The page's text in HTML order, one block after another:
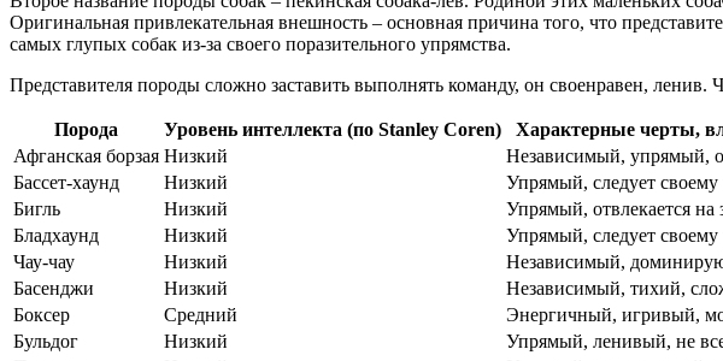
Оригинальная привлекательная внешность – основная причина того, что
самых глупых собак из-за своего поразительного упрямства.
Представителя породы сложно заставить выполнять команду, он своенравен,
Порода Уровень интеллекта (по Stanley Coren)
Характерные черты,
Афганская борзая Низкий
Независимый, упрямый,
Бассет-хаунд
Низкий
Упрямый, следует
Бигль
Низкий
Упрямый, отвлекается на
Бладхаунд
Низкий
Упрямый, следует
Чау-чау
Низкий
Независимый,
Басенджи
Низкий
Независимый, тихий,
Боксер
Средний
Энергичный, игривый,
Бульдог
Низкий
Упрямый, ленивый, не